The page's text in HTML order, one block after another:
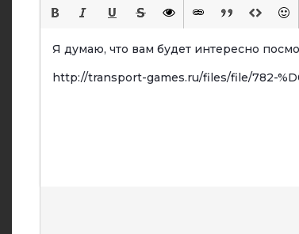
Я думаю, что вам будет интересно
http://transport-games.ru/files/file/782-